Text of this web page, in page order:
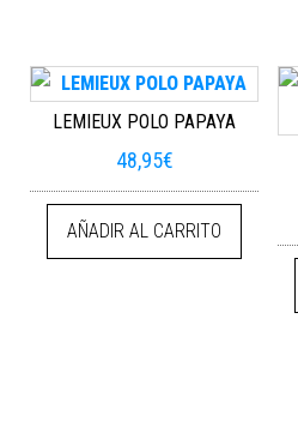
LEMIEUX POLO PAPAYA
48,95€
AÑADIR AL CARRITO